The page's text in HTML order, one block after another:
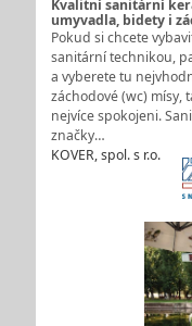
Kvalitní sanitární
umyvadla, bidety i
Pokud si chcete
sanitární technikou,
a vyberete tu
záchodové (wc) mísy,
nejvíce spokojeni.
značky…
KOVER, spol. s r.o.